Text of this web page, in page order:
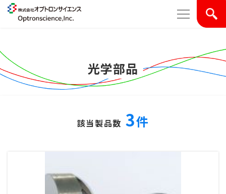
光学部品
該当製品数 3件